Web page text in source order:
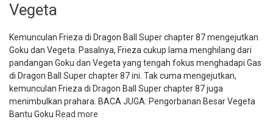
Vegeta
Kemunculan Frieza di Dragon Ball Super chapter 87 mengejutkan
Goku dan Vegeta. Pasalnya, Frieza cukup lama menghilang dari
pandangan Goku dan Vegeta yang tengah fokus menghadapi Gas
di Dragon Ball Super chapter 87 ini. Tak cuma mengejutkan,
kemunculan Frieza di Dragon Ball Super chapter 87 juga
menimbulkan prahara. BACA JUGA: Pengorbanan Besar Vegeta
Bantu Goku Read more